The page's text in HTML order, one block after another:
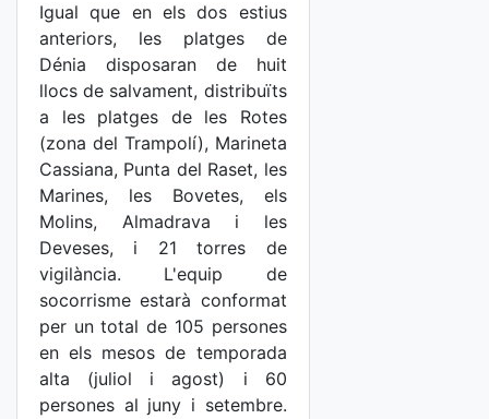
Igual que en els dos estius
anteriors, les platges de
Dénia disposaran de huit
llocs de salvament, distribuïts
a les platges de les Rotes
(zona del Trampolí), Marineta
Cassiana, Punta del Raset, les
Marines, les Bovetes, els
Molins, Almadrava i les
Deveses, i 21 torres de
vigilància. L'equip de
socorrisme estarà conformat
per un total de 105 persones
en els mesos de temporada
alta (juliol i agost) i 60
persones al juny i setembre.